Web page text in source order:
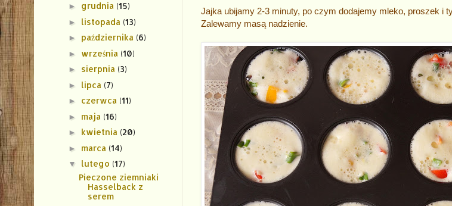
Jajka ubijamy 2-3 minuty, po czym dodajemy mleko, proszek i
Zalewamy masą nadzienie.
► grudnia (15)
► listopada (13)
► października (6)
► września (10)
► sierpnia (3)
► lipca (7)
► czerwca (11)
► maja (16)
► kwietnia (20)
► marca (14)
▼ lutego (17)
Pieczone ziemniaki
Hasselback z
serem